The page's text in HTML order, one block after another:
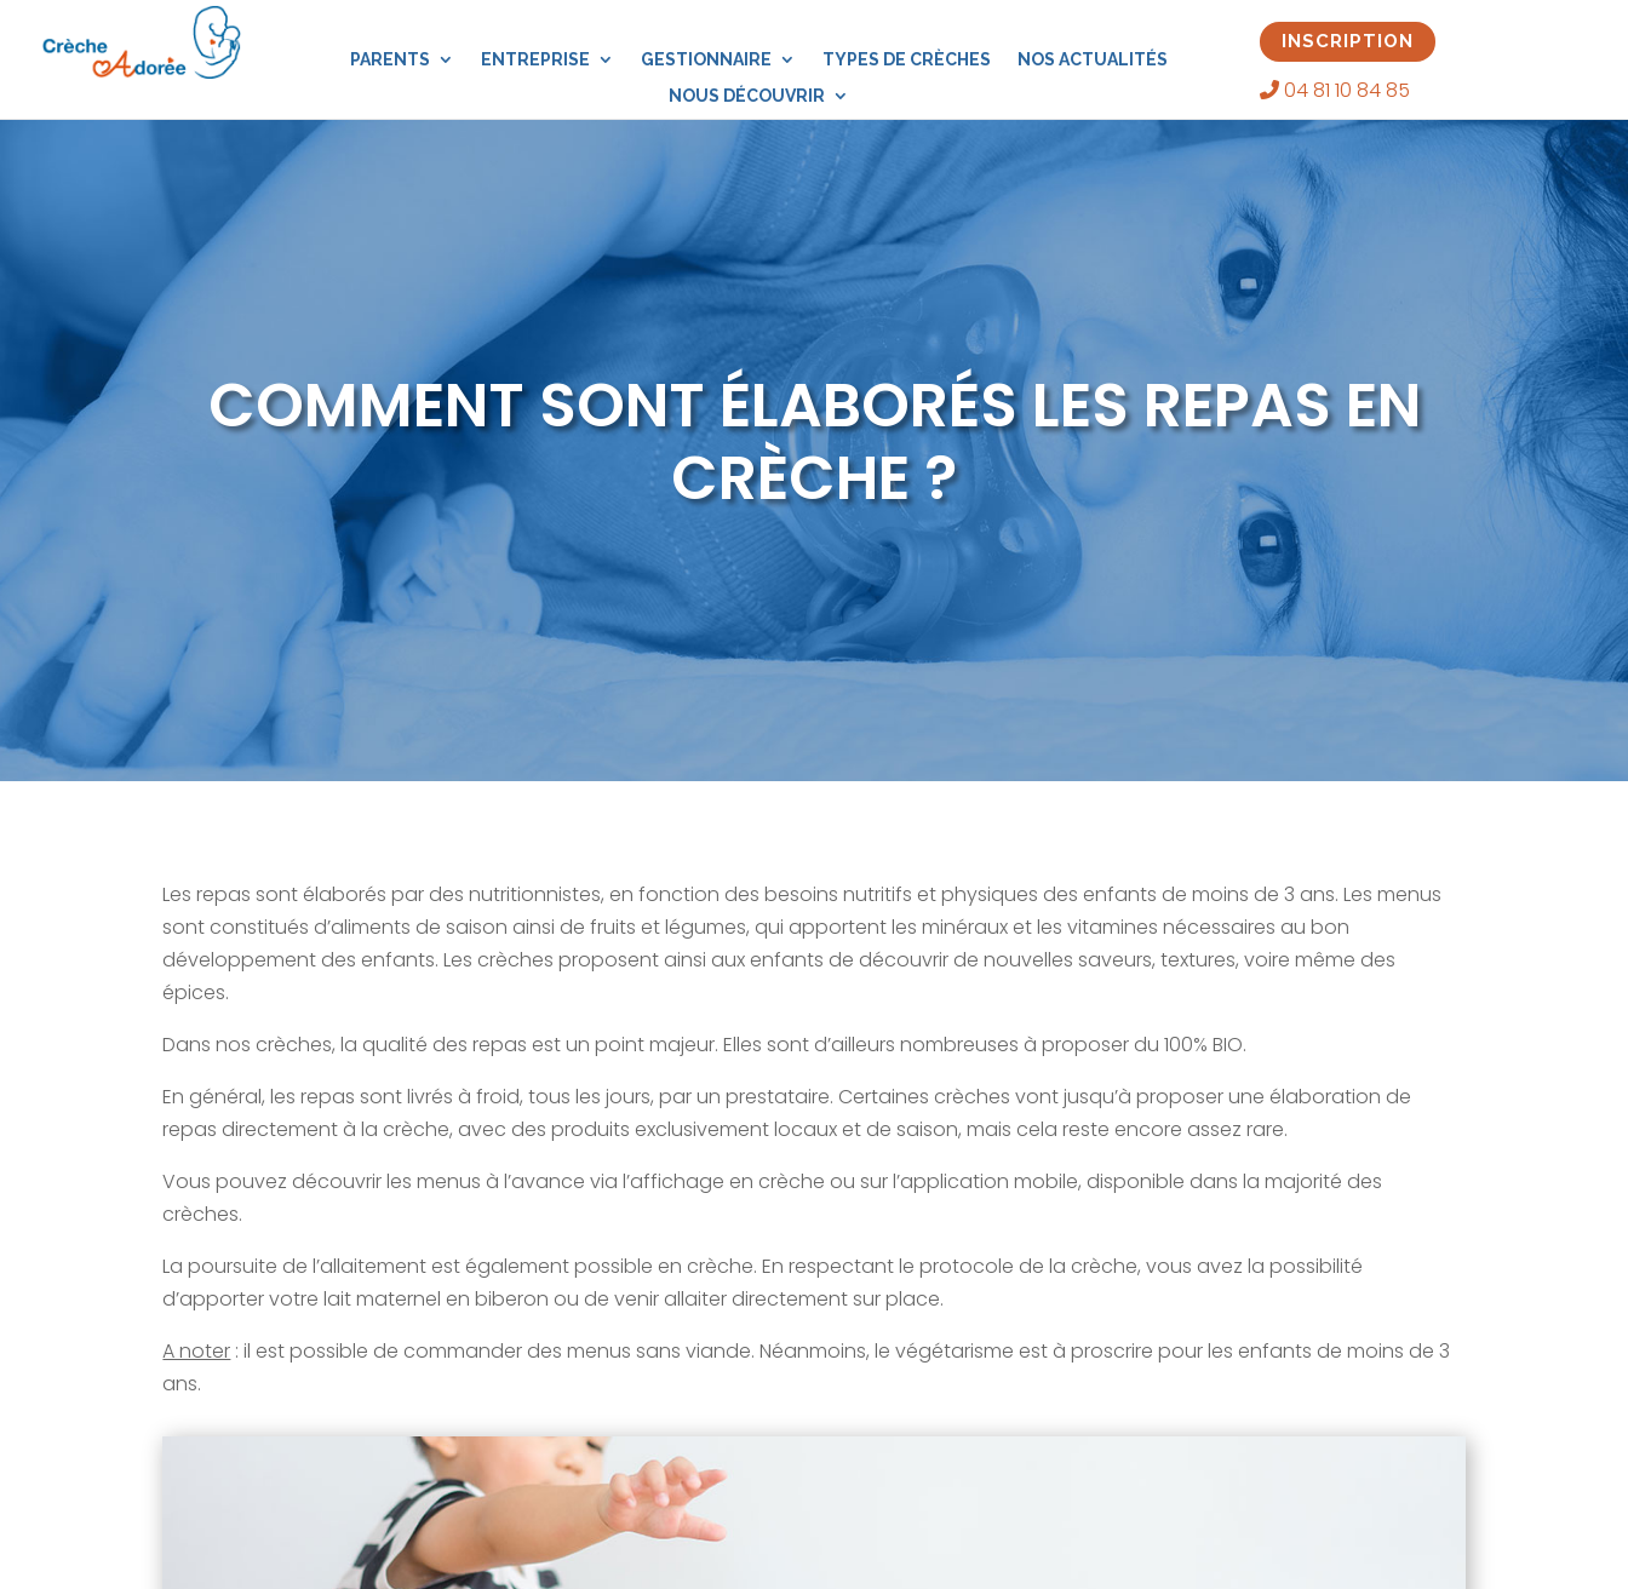
PARENTS ENTREPRISE GESTIONNAIRE TYPES DE CRÈCHES
NOS ACTUALITÉS
NOUS DÉCOUVRIR
INSCRIPTION
04 81 10 84 85
COMMENT SONT ÉLABORÉS LES REPAS EN
CRÈCHE ?
Les repas sont élaborés par des nutritionnistes, en fonction des besoins nutritifs et physiques des enfants de moins de 3 ans. Les menus
sont constitués d’aliments de saison ainsi de fruits et légumes, qui apportent les minéraux et les vitamines nécessaires au bon
développement des enfants. Les crèches proposent ainsi aux enfants de découvrir de nouvelles saveurs, textures, voire même des
épices.
Dans nos crèches, la qualité des repas est un point majeur. Elles sont d’ailleurs nombreuses à proposer du 100% BIO.
En général, les repas sont livrés à froid, tous les jours, par un prestataire. Certaines crèches vont jusqu’à proposer une élaboration de
repas directement à la crèche, avec des produits exclusivement locaux et de saison, mais cela reste encore assez rare.
Vous pouvez découvrir les menus à l’avance via l’affichage en crèche ou sur l’application mobile, disponible dans la majorité des
crèches.
La poursuite de l’allaitement est également possible en crèche. En respectant le protocole de la crèche, vous avez la possibilité
d’apporter votre lait maternel en biberon ou de venir allaiter directement sur place.
A noter : il est possible de commander des menus sans viande. Néanmoins, le végétarisme est à proscrire pour les enfants de moins de 3
ans.